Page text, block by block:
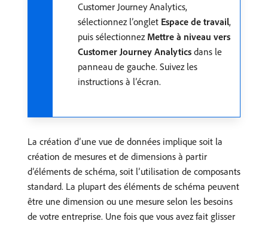
Customer Journey Analytics,
sélectionnez l’onglet Espace de travail,
puis sélectionnez Mettre à niveau vers
Customer Journey Analytics dans le
panneau de gauche. Suivez les
instructions à l’écran.
La création dʼune vue de données implique soit la
création de mesures et de dimensions à partir
dʼéléments de schéma, soit lʼutilisation de composants
standard. La plupart des éléments de schéma peuvent
être une dimension ou une mesure selon les besoins
de votre entreprise. Une fois que vous avez fait glisser